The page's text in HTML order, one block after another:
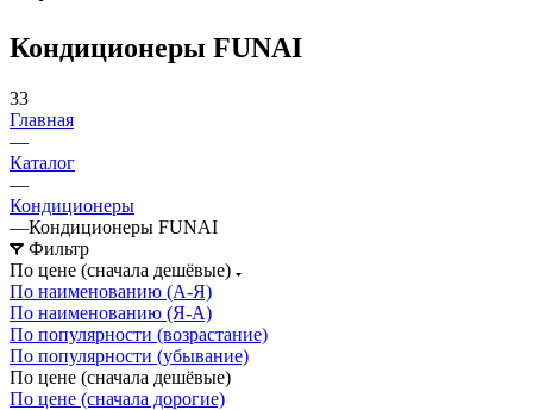
Кондиционеры FUNAI
33
Главная
—
Каталог
—
Кондиционеры
—Кондиционеры FUNAI
Фильтр
По цене (сначала дешёвые)
По наименованию (А-Я)
По наименованию (Я-А)
По популярности (возрастание)
По популярности (убывание)
По цене (сначала дешёвые)
По цене (сначала дорогие)